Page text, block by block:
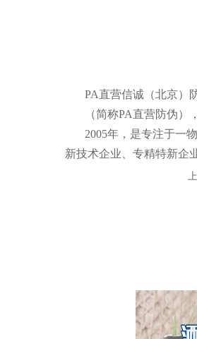
PA直营信诚（北京）
（简称PA直营防伪）
2005年，是专注于一
新技术企业、专精特新企